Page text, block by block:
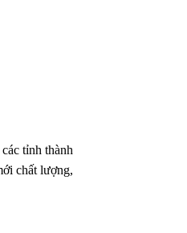
tỉnh thành
chất lượng,